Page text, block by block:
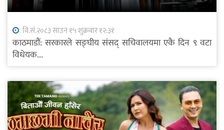
वि.सं.२०८३ साउन १५ शुक्रवार १२:३१
काठमाडौं: सरकारले सङ्घीय संसद् सचिवालयमा एकै दिन ९ वटा
विधेयक...